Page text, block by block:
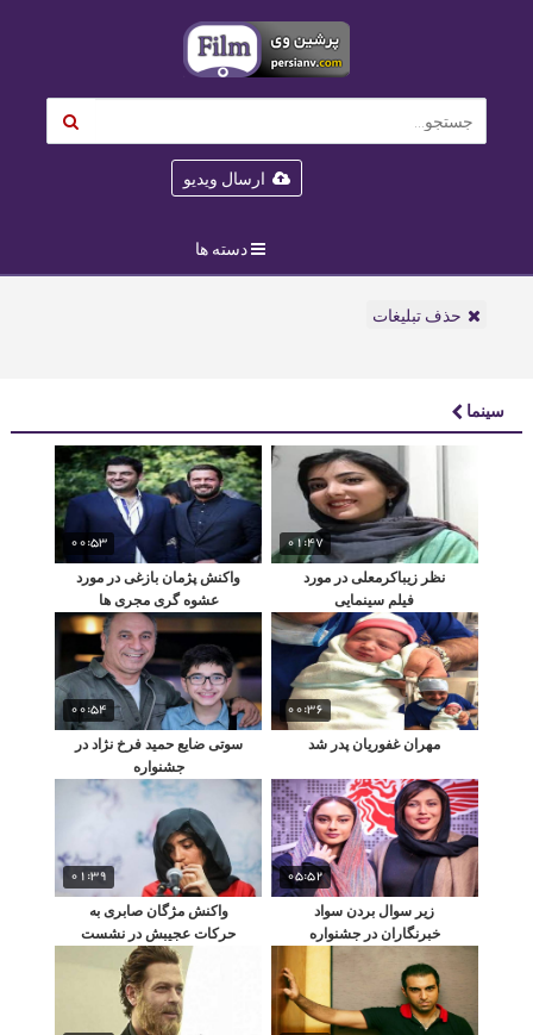
ارسال ویدیو
دسته ها
حذف تبلیغات
سینما
01:47
نظر زیباکرمعلی در مورد
فیلم سینمایی
00:53
واکنش پژمان بازغی در مورد
عشوه گری مجری ها
00:36
مهران غفوریان پدر شد
00:54
سوتی ضایع حمید فرخ نژاد در
جشنواره
05:52
زیر سوال بردن سواد
خبرنگاران در جشنواره
01:39
واکنش مژگان صابری به
حرکات عجیبش در نشست
خبری شعله‌ ور!